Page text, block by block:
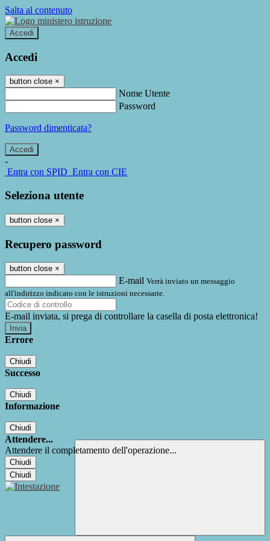
Salta al contenuto
Accedi
Accedi
button close ×
Nome Utente
Password
Password dimenticata?
-
Entra con SPID Entra con CIE
Seleziona utente
button close ×
Recupero password
button close ×
E-mail Verrà inviato un messaggio
all'indirizzo indicato con le istruzioni necessarie.
E-mail inviata, si prega di controllare la casella di posta elettronica!
Errore
Chiudi
Successo
Chiudi
Informazione
Chiudi
Attendere...
Attendere il completamento dell'operazione...
Chiudi
Chiudi